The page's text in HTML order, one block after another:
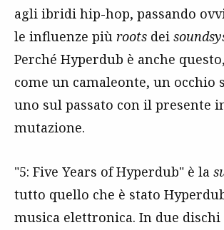
agli ibridi hip-hop, passando
le influenze più roots dei
Perché Hyperdub è anche
come un camaleonte, un occhio
uno sul passato con il presente
mutazione.
"5: Five Years of Hyperdub" è la
tutto quello che è stato
musica elettronica. In due